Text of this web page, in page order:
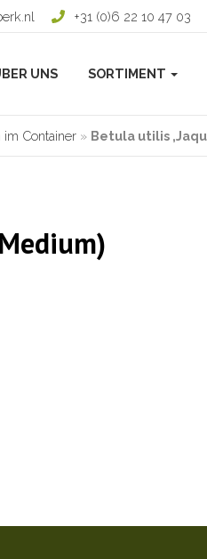
+31 (0)6 22 10 47 03
UNS SORTIMENT
Container » Betula utilis